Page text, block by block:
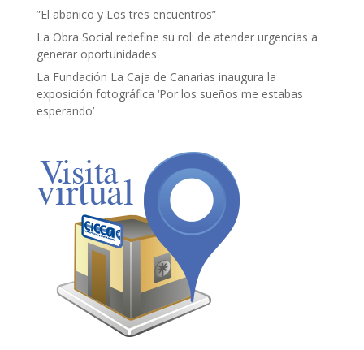
”El abanico y Los tres encuentros”
La Obra Social redefine su rol: de atender urgencias a
generar oportunidades
La Fundación La Caja de Canarias inaugura la
exposición fotográfica ‘Por los sueños me estabas
esperando’